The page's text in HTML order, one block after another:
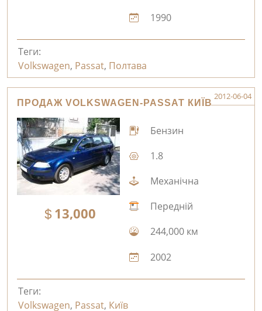
1990
Теги:
Volkswagen, Passat, Полтава
ПРОДАЖ VOLKSWAGEN-PASSAT КИЇВ
2012-06-04
13,000
Бензин
1.8
Механічна
Передній
244,000 км
2002
Теги:
Volkswagen, Passat, Київ